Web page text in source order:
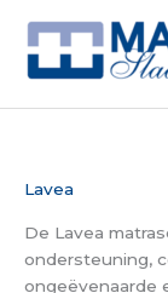
Lavea
De Lavea
ondersteuning,
ongeëvenaarde